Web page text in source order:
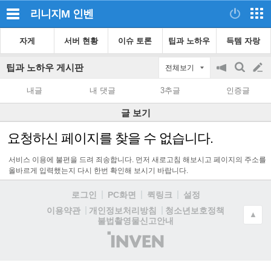
리니지M 인벤
자게 서버 현황 이슈 토론 팁과 노하우 득템 자랑
팁과 노하우 게시판 전체보기
공
on/off
검
색
글
쓰
기
내글 내 댓글 3추글 인증글
글 보기
요청하신 페이지를 찾을 수 없습니다.
서비스 이용에 불편을 드려 죄송합니다. 먼저 새로고침 해보시고 페이지의 주소를
올바르게 입력했는지 다시 한번 확인해 보시기 바랍니다.
로그인 PC화면 퀵링크
설정
이용약관
개인정보처리방침
청소년보호정책
불법촬영물신고안내
(주)
인
▲